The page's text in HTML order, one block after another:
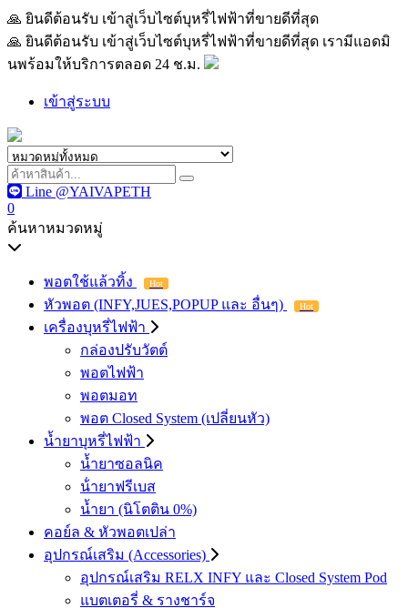
🙏 ยินดีต้อนรับ เข้าสู่เว็บไซต์บุหรี่ไฟฟ้าที่ขายดีที่สุด เรามีแอดมิน
🙏 ยินดีต้อนรับ เข้าสู่เว็บไซต์บุหรี่ไฟฟ้าที่ขายดีที่สุด เรามีแอดมิ
นพร้อมให้บริการตลอด 24 ช.ม.
เข้าสู่ระบบ
Line @YAIVAPETH
0
ค้นหาหมวดหมู่
พอตใช้แล้วทิ้ง Hot
หัวพอต (INFY,JUES,POPUP และ อื่นๆ) Hot
เครื่องบุหรี่ไฟฟ้า
กล่องปรับวัตต์
พอตไฟฟ้า
พอตมอท
พอต Closed System (เปลี่ยนหัว)
น้ำยาบุหรี่ไฟฟ้า
น้ำยาซอลนิค
น้ํายาฟรีเบส
น้ำยา (นิโตติน 0%)
คอย์ล & หัวพอตเปล่า
อุปกรณ์เสริม (Accessories)
อุปกรณ์เสริม RELX INFY และ Closed System Pod
แบตเตอรี่ & รางชาร์จ